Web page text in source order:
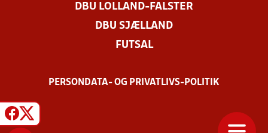
DBU LOLLAND-FALSTER
DBU SJÆLLAND
FUTSAL
PERSONDATA- OG PRIVATLIVS-POLITIK